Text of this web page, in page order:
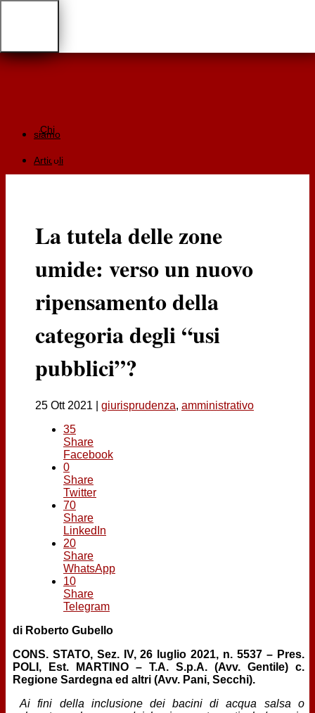
Chi
siamo
Articoli
Recensioni
Documentazione
Cartaceo
La tutela delle zone
umide: verso un nuovo
ripensamento della
categoria degli “usi
pubblici”?
25 Ott 2021 giurisprudenza, amministrativo
35
Share
Facebook
0
Share
Twitter
70
Share
LinkedIn
20
Share
WhatsApp
10
Share
Telegram
di Roberto Gubello
CONS. STATO, Sez. IV, 26 luglio 2021, n. 5537 – Pres.
POLI, Est. MARTINO – T.A. S.p.A. (Avv. Gentile) c.
Regione Sardegna ed altri (Avv. Pani, Secchi).
Ai fini della inclusione dei bacini di acqua salsa o